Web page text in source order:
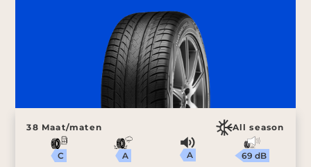
38 Maat/maten All season
C A A 69 dB